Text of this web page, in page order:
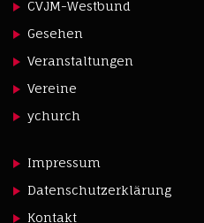
CVJM-Westbund
Gesehen
Veranstaltungen
Vereine
ychurch
Impressum
Datenschutzerklärung
Kontakt